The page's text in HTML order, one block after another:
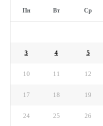
Пн Вт Ср
3 4 5
10 11 12
17 18 19
24 25 26